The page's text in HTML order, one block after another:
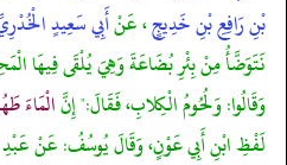
بْنِ رَافِعِ بْنِ خَدِيجٍ، عَنْأَبِي سَعِيدٍ
نَتَوَضَّأُ مِنْ بِئْرِ بُضَاعَةَ وَهِيَ يُلْقَى فِيهَا
وَقَالُوا: وَلُحُومُ الْكِلابِ، فَقَالَ:" إِنَّالْمَاءَ
لَفْظِ ابْنِ أَبِي عَوْنٍ، وَقَالَ يُوسُفُ: عَنْ عَبْدِ